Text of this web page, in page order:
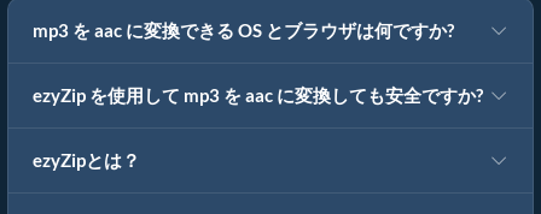
mp3 を aac に変換できる OS とブラウザは何ですか?
ezyZip を使用して mp3 を aac に変換しても安全ですか?
ezyZipとは？